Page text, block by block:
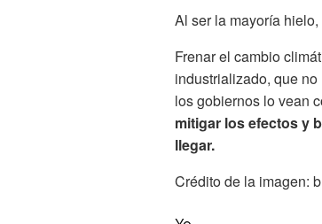
Al ser la mayoría
Frenar el cambio
industrializado, que
los gobiernos lo vean
mitigar los efectos y
llegar.
Crédito de la imagen: